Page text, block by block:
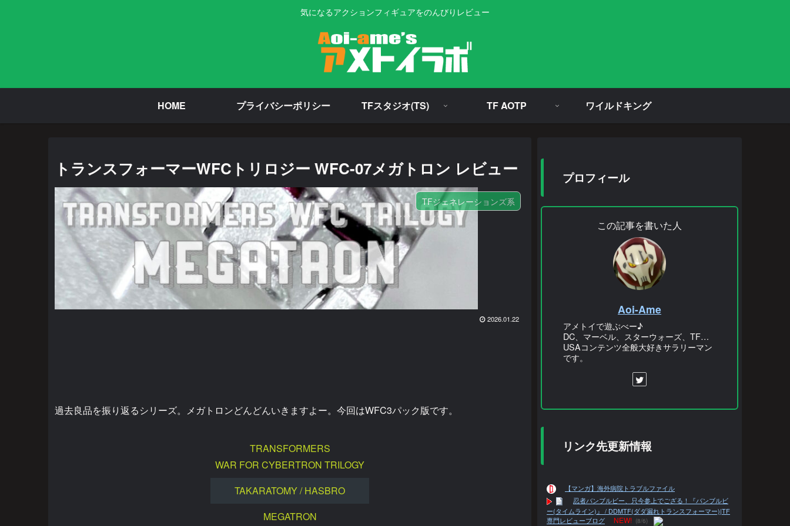
気になるアクションフィギュアをのんびりレビュー
HOME プライバシーポリシー TFスタジオ(TS) TF AOTP ワイルドキング
トランスフォーマーWFCトリロジー WFC-07メガトロン レビュー
TFジェネレーションズ系
2026.01.22
過去良品を振り返るシリーズ。メガトロンどんどんいきますよー。今回はWFC3パック版です。
TRANSFORMERS
WAR FOR CYBERTRON TRILOGY
TAKARATOMY / HASBRO
MEGATRON
プロフィール
この記事を書いた人
Aoi-Ame
アメトイで遊ぶべー♪
DC、マーベル、スターウォーズ、TF…
USAコンテンツ全般大好きサラリーマン
です。
リンク先更新情報
【マンガ】海外病院トラブルファイル
忍者バンブルビー、只今参上でござる！『バンブルビ
ー(タイムライン)』 / DDMTF(ダダ漏れトランスフォーマー)|TF
専門レビューブログ
NEW! (8/6)